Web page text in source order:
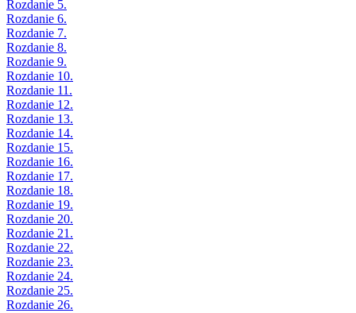
Rozdanie 5.
Rozdanie 6.
Rozdanie 7.
Rozdanie 8.
Rozdanie 9.
Rozdanie 10.
Rozdanie 11.
Rozdanie 12.
Rozdanie 13.
Rozdanie 14.
Rozdanie 15.
Rozdanie 16.
Rozdanie 17.
Rozdanie 18.
Rozdanie 19.
Rozdanie 20.
Rozdanie 21.
Rozdanie 22.
Rozdanie 23.
Rozdanie 24.
Rozdanie 25.
Rozdanie 26.